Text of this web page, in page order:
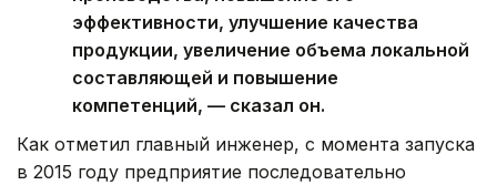
эффективности, улучшение качества
продукции, увеличение объема локальной
составляющей и повышение
компетенций, — сказал он.
Как отметил главный инженер, с момента запуска
в 2015 году предприятие последовательно